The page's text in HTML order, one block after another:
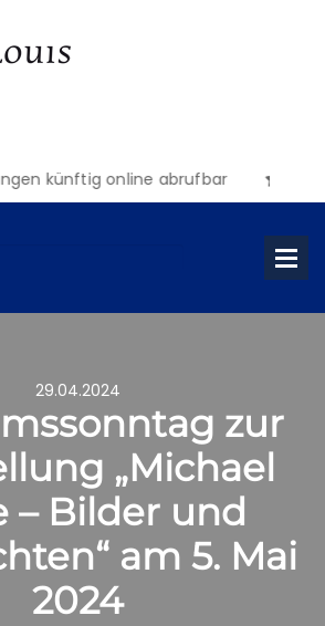
künftig online abrufbar
29.04.2024
zur
„Michael
– Bilder und
am 5. Mai
2024